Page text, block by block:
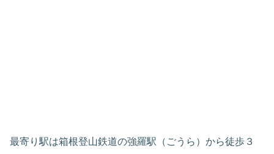
最寄り駅は箱根登山鉄道の強羅駅（ごうら）から徒歩３